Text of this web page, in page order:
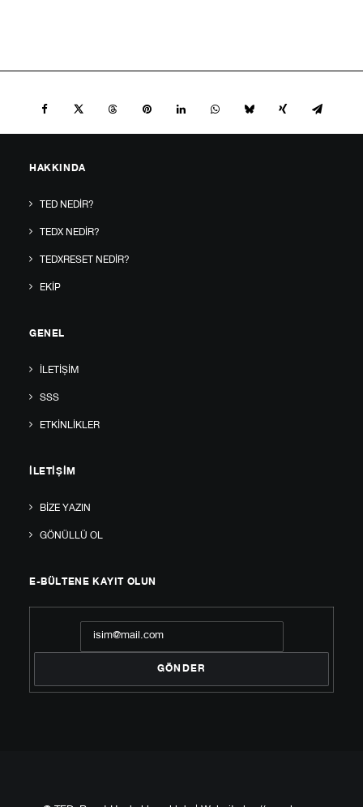
HAKKINDA
TED NEDIR?
TEDX NEDIR?
TEDXRESET NEDIR?
EKIP
GENEL
İLETIŞIM
SSS
ETKINLIKLER
İLETIŞIM
BIZE YAZIN
GÖNÜLLÜ OL
E-BÜLTENE KAYIT OLUN